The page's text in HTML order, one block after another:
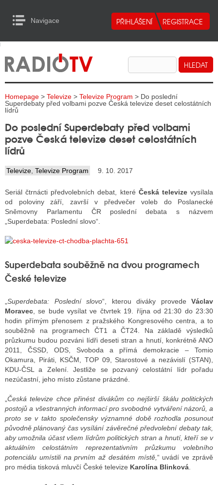
Navigace
RADIA
TELEVIZE
INTERNET
RADIA
RÁDIÍ
RÁDIÍ
VYSÍLAČE
TELEVIZÍ
INTERNET
RÁDIA
STRÁNKY RÁDIÍ
STRÁNKY TV
TISK
to Content
Homepage > Televize > Televize Program > Do poslední
Superdebaty před volbami pozve Česká televize deset celostátních
lídrů
Do poslední Superdebaty před volbami
pozve Česká televize deset celostátních
lídrů
Televize Televize Program 9. 10. 2017
Seriál čtrnácti předvolebních debat, které Česká televizevysílala
od poloviny září, završí v předvečer voleb do Poslanecké
Sněmovny Parlamentu ČR poslední debata s názvem
„Superdebata: Poslední slovo“.
Superdebata souběžně na dvou programech
České televize
Superdebata: Poslední slovo“, kterou diváky provede Václav
Moravec , se bude vysílat ve čtvrtek 19. října od 21:30 do 23:30
hodin přímým přenosem z pražského Kongresového centra, a to
souběžně na programech ČT1 a ČT24. Na základě výsledků
průzkumu budou pozváni lídři deseti stran a hnutí, konkrétně ANO
2011, ČSSD, ODS, Svoboda a přímá demokracie – Tomio
Okamura, Piráti, KSČM, TOP 09, Starostové a nezávislí (STAN),
KDU-ČSL a Zelení. Jestliže se pozvaný celostátní lídr pořadu
nezúčastní, jeho místo zůstane prázdné.
Česká televize chce přinést divákům co nejširší škálu politických
postojů a všestranných informací pro svobodné vytváření názorů, a
proto se v takto společensky významné době rozhodla posunout
původně plánovaný čas vysílání závěrečné předvolební debaty tak,
aby umožnila účast všem lídrům politických stran a hnutí, kteří se v
aktuálním celostátním reprezentativním průzkumu volebního
potenciálu umístili na prvním až desátém místě, “ uvádí ve zprávě
pro média tisková mluvčí České televize Karolína Blinková